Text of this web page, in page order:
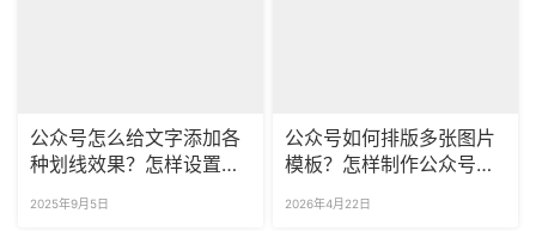
公众号怎么给文字添加各
种划线效果？怎样设置彩
2025年9月5日
公众号如何排版多张图片
模板？怎样制作公众号的
2026年4月22日